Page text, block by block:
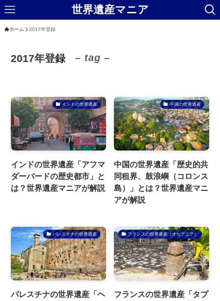
世界遺産マニア
ホーム 2017年登録
2017年登録 – tag –
インドの世界遺産
インドの世界遺産「アフマ
ダーバードの歴史都市」と
は？世界遺産マニアが解説
中国の世界遺産
中国の世界遺産「歴史的共
同租界、鼓浪嶼（コロンス
島）」とは？世界遺産マニ
アが解説
パレスチナの世界遺産
パレスチナの世界遺産「ヘ
フランスの世界遺産（オセアニア）
フランスの世界遺産「タプ